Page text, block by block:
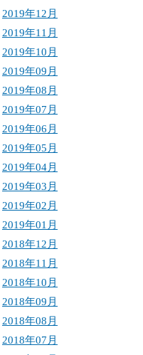
2019年12月
2019年11月
2019年10月
2019年09月
2019年08月
2019年07月
2019年06月
2019年05月
2019年04月
2019年03月
2019年02月
2019年01月
2018年12月
2018年11月
2018年10月
2018年09月
2018年08月
2018年07月